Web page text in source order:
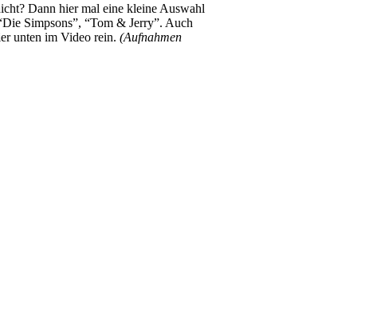
Dann hier mal eine kleine Auswahl
Simpsons”, “Tom & Jerry”. Auch
unten im Video rein.(Aufnahmen